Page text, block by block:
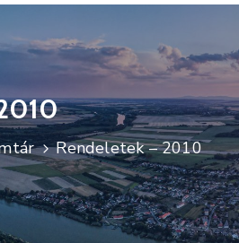
Rendeletek – 2010